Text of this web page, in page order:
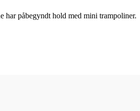
har påbegyndt hold med mini trampoliner.